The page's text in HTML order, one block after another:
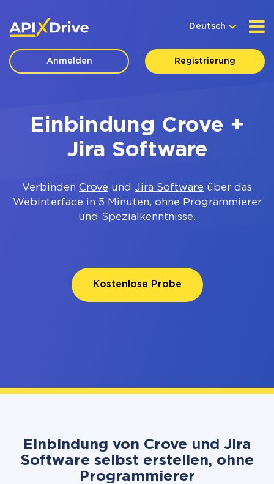
Deutsch
Anmelden Registrierung
Einbindung Crove +
Jira Software
Verbinden Crove und Jira Software über das
Webinterface in 5 Minuten, ohne Programmierer
und Spezialkenntnisse.
Kostenlose Probe
Einbindung von Crove und Jira
Software selbst erstellen, ohne
Programmierer